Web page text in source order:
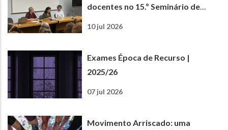
docentes no 15.º Seminário de
10 jul 2026
Exames Época de Recurso |
2025/26
07 jul 2026
Movimento Arriscado: uma